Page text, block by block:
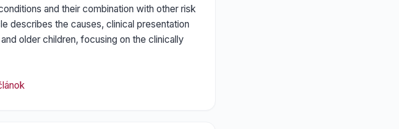
and their combination with other risk
describes the causes, clinical presentation
older children, focusing on the clinically